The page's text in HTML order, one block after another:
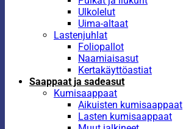
Ulkolelut
Uima-altaat
Lastenjuhlat
Foliopallot
Naamiaisasut
Kertakäyttöastiat
Saappaat ja sadeasut
Kumisaappaat
Aikuisten kumisaappaat
Lasten kumisaappaat